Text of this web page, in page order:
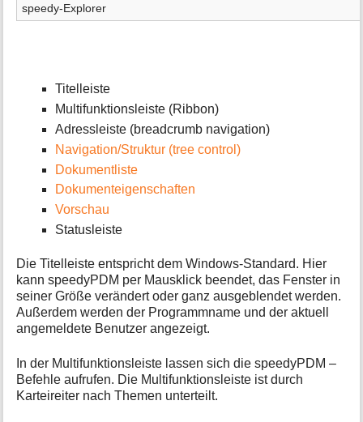
o
speedy-Explorer
Titelleiste
Multifunktionsleiste (Ribbon)
Adressleiste (breadcrumb navigation)
Navigation/Struktur (tree control)
Dokumentliste
Dokumenteigenschaften
Vorschau
Statusleiste
Die Titelleiste entspricht dem Windows-Standard. Hier
kann speedyPDM per Mausklick beendet, das Fenster in
seiner Größe verändert oder ganz ausgeblendet werden.
Außerdem werden der Programmname und der aktuell
angemeldete Benutzer angezeigt.
In der Multifunktionsleiste lassen sich die speedyPDM –
Befehle aufrufen. Die Multifunktionsleiste ist durch
Karteireiter nach Themen unterteilt.